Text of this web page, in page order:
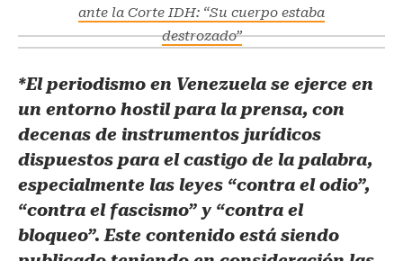
ante la Corte IDH: “Su cuerpo estaba
destrozado”
*El periodismo en Venezuela se ejerce en
un entorno hostil para la prensa, con
decenas de instrumentos jurídicos
dispuestos para el castigo de la palabra,
especialmente las leyes “contra el odio”,
“contra el fascismo” y “contra el
bloqueo”. Este contenido está siendo